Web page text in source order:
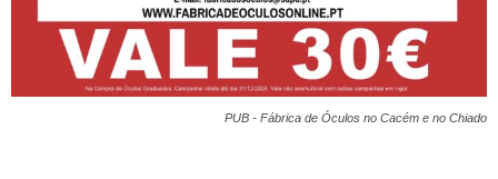
PUB - Fábrica de Óculos no Cacém e no Chiado